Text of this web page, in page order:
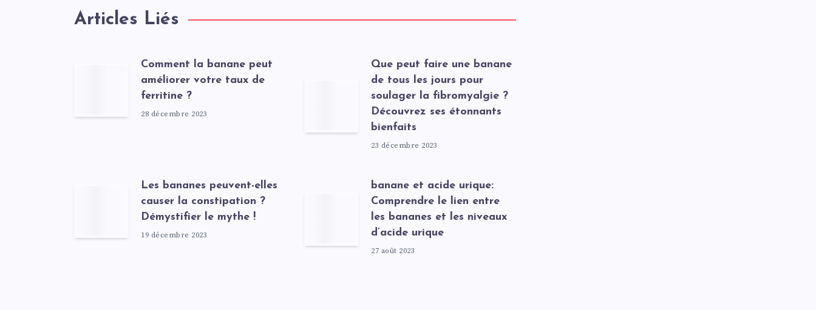
Articles Liés
Comment la banane peut
améliorer votre taux de
ferritine ?
28 décembre 2023
Que peut faire une banane
de tous les jours pour
soulager la fibromyalgie ?
Découvrez ses étonnants
bienfaits
23 décembre 2023
Les bananes peuvent-elles
causer la constipation ?
Démystifier le mythe !
19 décembre 2023
banane et acide urique:
Comprendre le lien entre
les bananes et les niveaux
d’acide urique
27 août 2023